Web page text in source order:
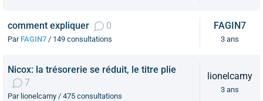
comment expliquer 0
Par FAGIN7 / 149 consultations
FAGIN7
3 ans
Nicox: la trésorerie se réduit, le titre plie
7
Par lionelcamy / 475 consultations
lionelcamy
3 ans